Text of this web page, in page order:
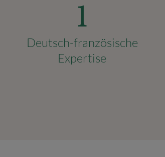
1
Deutsch-französische
Expertise